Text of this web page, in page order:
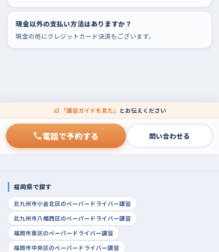
現金以外の支払い方法はありますか？
現金の他にクレジットカード決済もございます。
「講習ガイドを見た」 とお伝えください
電話で予約する 問い合わせる
福岡県で探す
北九州市小倉北区のペーパードライバー講習
北九州市八幡西区のペーパードライバー講習
福岡市東区のペーパードライバー講習
福岡市中央区のペーパードライバー講習